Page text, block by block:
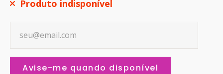
Produto indisponível
Avise-me quando disponível